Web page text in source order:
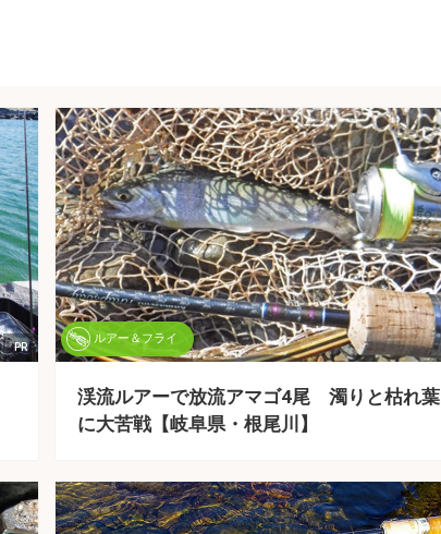
PR
ルアー＆フライ
渓流ルアーで放流アマゴ4尾 濁りと枯れ葉
に大苦戦【岐阜県・根尾川】